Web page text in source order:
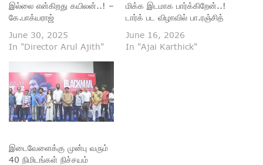
இல்லை என்கிறது கயிலன்..! –
கே.பாக்யராஜ்
June 30, 2025
In "Director Arul Ajith"
மிக்க இடமாக பார்க்கிறேன்..!
டார்க் பட விழாவில் பா.ரஞ்சித்
June 16, 2026
In "Ajai Karthick"
இடைவேளைக்கு முன்பு வரும்
40 நிமிடங்கள் நிச்சயம்